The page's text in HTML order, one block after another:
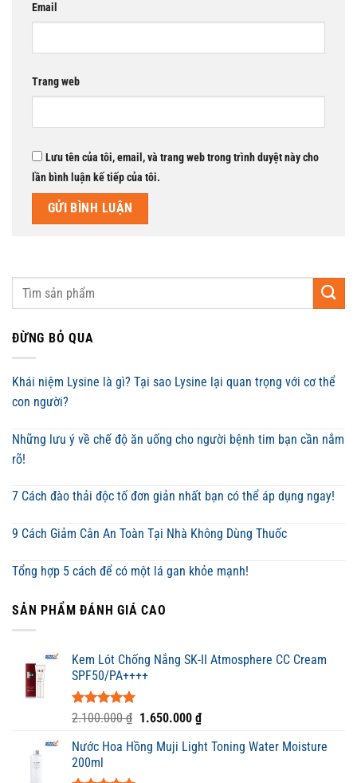
Email
Trang web
Lưu tên của tôi, email, và trang web trong trình duyệt này cho
lần bình luận kế tiếp của tôi.
ĐỪNG BỎ QUA
Khái niệm Lysine là gì? Tại sao Lysine lại quan trọng với cơ thể
con người?
Những lưu ý về chế độ ăn uống cho người bệnh tim bạn cần nắm
rõ!
7 Cách đào thải độc tố đơn giản nhất bạn có thể áp dụng ngay!
9 Cách Giảm Cân An Toàn Tại Nhà Không Dùng Thuốc
Tổng hợp 5 cách để có một lá gan khỏe mạnh!
SẢN PHẨM ĐÁNH GIÁ CAO
Kem Lót Chống Nắng SK-II Atmosphere CC Cream
SPF50/PA++++
Được xếp
5 sao
2.100.000₫ Giá
là:
1.650.000 ₫Giá
tại
Nước Hoa Hồng Muji Light Toning Water Moisture
200ml